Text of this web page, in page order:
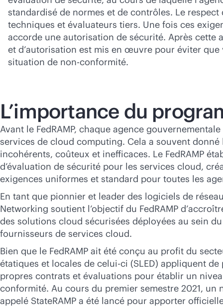
standardisé de normes et de contrôles. Le
techniques et évaluateurs tiers. Une fois ces
accorde une autorisation de sécurité. Après cette
et d’autorisation est mis en œuvre pour éviter
situation de non-conformité.
L’importance du
Avant le FedRAMP, chaque agence
services de cloud computing. Cela a souvent
incohérents, coûteux et inefficaces. Le FedRAMP
d’évaluation de sécurité pour les services cloud,
exigences uniformes et standard pour toutes les
En tant que pionnier et leader des logiciels de
Networking soutient l’objectif du FedRAMP
des solutions cloud sécurisées déployées au sein
fournisseurs de services cloud.
Bien que le FedRAMP ait été conçu au profit du
étatiques et locales de celui-ci (SLED) appliquent
propres contrats et évaluations pour établir un
conformité. Au cours du premier semestre 2021, un
appelé StateRAMP a été lancé pour apporter